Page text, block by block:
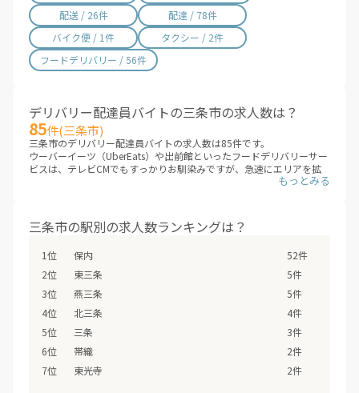
配送 / 26件
配達 / 78件
バイク便 / 1件
タクシー / 2件
フードデリバリー / 56件
デリバリー配達員バイトの三条市の求人数は？
85件(三条市)
三条市のデリバリー配達員バイトの求人数は85件です。
ウーバーイーツ（UberEats）や出前館といったフードデリバリーサー
ビスは、テレビCMでもすっかりお馴染みですが、急速にエリアを拡
大しています。これまでサービスが提供されていないエリアも、次々
三条市のエリアに、新しいデリバリー配達員バイトが追加されていな
いか、ぜひチェックしてみてください。
※2026年08月最新
三条市の駅別の求人数ランキングは？
保内
52件
東三条
5件
燕三条
5件
北三条
4件
三条
3件
帯織
2件
東光寺
2件